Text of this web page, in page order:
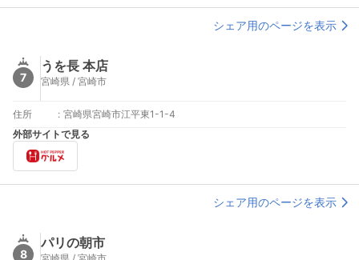
シェア用のページを表示
7
うを長 本店
宮崎県 / 宮崎市
住所 : 宮崎県宮崎市江平東1-1-4
外部サイトで見る
シェア用のページを表示
8
パリの朝市